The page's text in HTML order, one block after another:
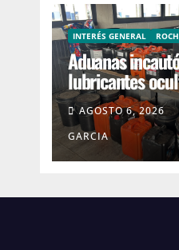
INTERÉS GENERAL
Aduanas
lubricantes
ómnibus
AGOSTO 6, 2026
GARCIA